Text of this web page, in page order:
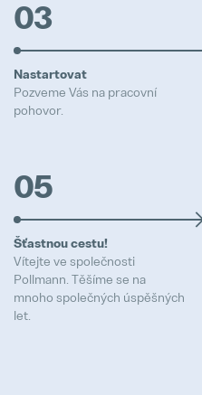
03
Nastartovat
Pozveme Vás na pracovní
pohovor.
05
Šťastnou cestu!
Vítejte ve společnosti
Pollmann. Těšíme se na
mnoho společných úspěšných
let.